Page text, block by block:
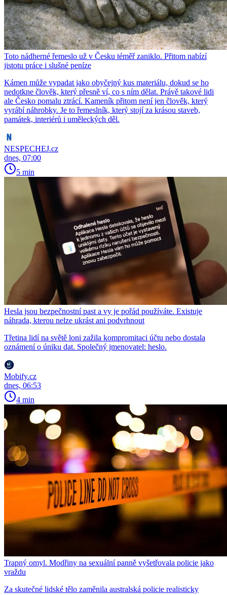
Toto nádherné řemeslo už v Česku téměř zaniklo. Přitom nabízí
jistotu práce i slušné peníze
Kámen může vypadat jako obyčejný kus materiálu, dokud se ho
nedotkne člověk, který přesně ví, co s ním dělat. Právě takové lidi
ale Česko pomalu ztrácí. Kameník přitom není jen člověk, který
vyrábí náhrobky. Je to řemeslník, který stojí za krásou staveb,
památek, interiérů i uměleckých děl.
NESPECHEJ.cz
dnes, 07:00
5 min
Hesla jsou bezpečnostní past a vy je pořád používáte. Existuje
náhrada, kterou nelze ukrást ani podvrhnout
Třetina lidí na světě loni zažila kompromitaci účtu nebo dostala
oznámení o úniku dat. Společný jmenovatel: heslo.
Mobify.cz
dnes, 06:53
4 min
Trapný omyl. Modřiny na sexuální panně vyšetřovala policie jako
vraždu
Za skutečné lidské tělo zaměnila australská policie realisticky